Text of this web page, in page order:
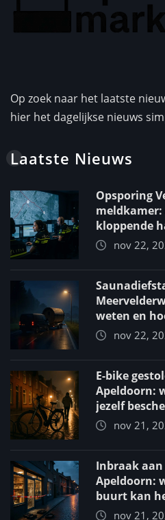
Op zoek naar het laatste
hier het dagelijkse nieuws
Laatste Nieuws
Opsporing
kloppende
nov 22,
weten en
nov 22,
E-bike
Apeldoorn:
jezelf
nov 21,
Inbraak
Apeldoorn:
buurt kan
nov 21,